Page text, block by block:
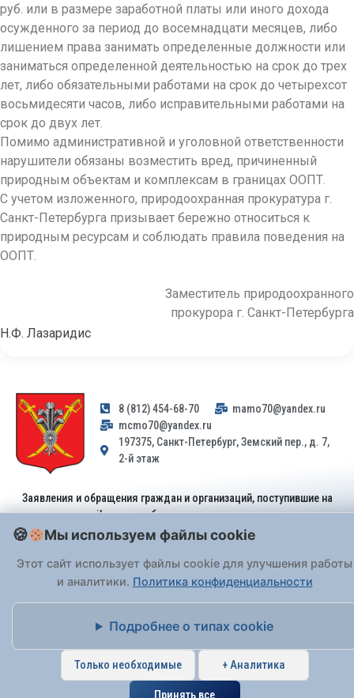
руб. или в размере заработной платы или иного дохода
осужденного за период до восемнадцати месяцев, либо
лишением права занимать определенные должности или
заниматься определенной деятельностью на срок до трех
лет, либо обязательными работами на срок до четырехсот
восьмидесяти часов, либо исправительными работами на
срок до двух лет.
Помимо административной и уголовной ответственности
нарушители обязаны возместить вред, причиненный
природным объектам и комплексам в границах ООПТ.
С учетом изложенного, природоохранная прокуратура г.
Санкт-Петербурга призывает бережно относиться к
природным ресурсам и соблюдать правила поведения на
ООПТ.
Заместитель природоохранного
прокурора г. Санкт-Петербурга
Н.Ф. Лазаридис
8 (812) 454-68-70
mamo70@yandex.ru
mcmo70@yandex.ru
197375, Санкт-Петербург, Земский пер., д. 7,
2-й этаж
Заявления и обращения граждан и организаций, поступившие на
адрес email, не могут быть рассмотрены на основании
Федерального закона от 02.05.2006 № 59-ФЗ. Обращения
или лично при предъявлении паспорта.
Мы используем файлы cookie
Этот сайт использует файлы cookie для улучшения работы
и аналитики. Политика конфиденциальности
Подробнее о типах cookie
Только необходимые + Аналитика
Принять все